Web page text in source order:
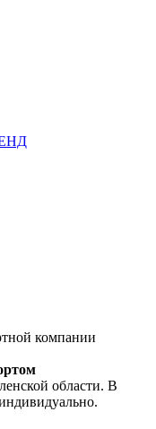
компании
области. В